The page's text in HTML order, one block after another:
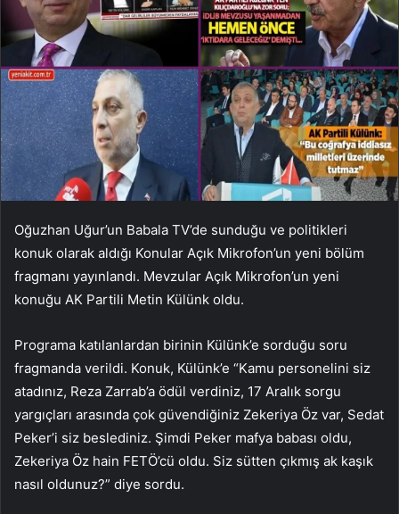
Oğuzhan Uğur’un Babala TV’de sunduğu ve politikleri
konuk olarak aldığı Konular Açık Mikrofon’un yeni bölüm
fragmanı yayınlandı. Mevzular Açık Mikrofon’un yeni
konuğu AK Partili Metin Külünk oldu.
Programa katılanlardan birinin Külünk’e sorduğu soru
fragmanda verildi. Konuk, Külünk’e “Kamu personelini siz
atadınız, Reza Zarrab’a ödül verdiniz, 17 Aralık sorgu
yargıçları arasında çok güvendiğiniz Zekeriya Öz var, Sedat
Peker’i siz beslediniz. Şimdi Peker mafya babası oldu,
Zekeriya Öz hain FETÖ’cü oldu. Siz sütten çıkmış ak kaşık
nasıl oldunuz?” diye sordu.